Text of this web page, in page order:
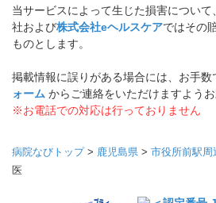
当サービスによって生じた損害につい
社および株式会社eヘルスケアではその
ものとします。
掲載情報に誤りがある場合には、お手数
ォーム からご連絡をいただけますようお
※お電話での対応は行っておりません
病院なびトップ> 鹿児島県 > 市役所前駅周
医